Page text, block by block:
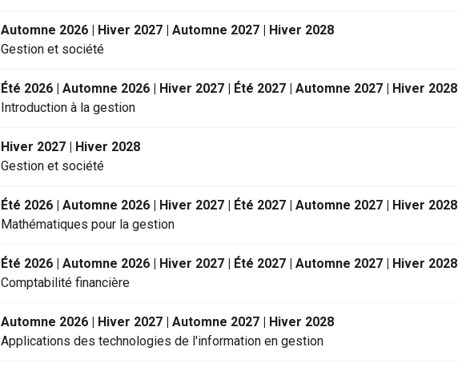
Automne 2026 | Hiver 2027 | Automne 2027 | Hiver 2028
Gestion et société
Été 2026 | Automne 2026 | Hiver 2027 | Été 2027 | Automne 2027 | Hiver 2028
Introduction à la gestion
Hiver 2027 | Hiver 2028
Gestion et société
Été 2026 | Automne 2026 | Hiver 2027 | Été 2027 | Automne 2027 | Hiver 2028
Mathématiques pour la gestion
Été 2026 | Automne 2026 | Hiver 2027 | Été 2027 | Automne 2027 | Hiver 2028
Comptabilité financière
Automne 2026 | Hiver 2027 | Automne 2027 | Hiver 2028
Applications des technologies de l'information en gestion